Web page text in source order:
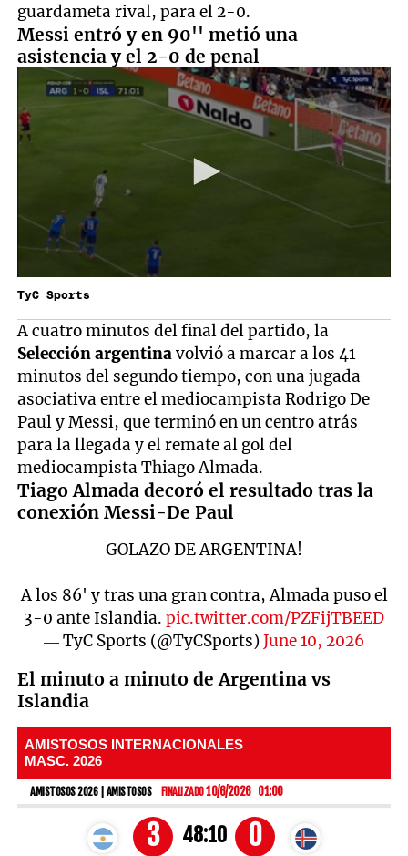
guardameta rival, para el 2-0.
Messi entró y en 90'' metió una
asistencia y el 2-0 de penal
TyC Sports
A cuatro minutos del final del partido, la
Selección argentinavolvió a marcar a los 41
minutos del segundo tiempo, con una jugada
asociativa entre el mediocampista Rodrigo De
Paul y Messi, que terminó en un centro atrás
para la llegada y el remate al gol del
mediocampista Thiago Almada.
Tiago Almada decoró el resultado tras la
conexión Messi-De Paul
GOLAZO DE ARGENTINA!
A los 86' y tras una gran contra, Almada puso el
3-0 ante Islandia. pic.twitter.com/PZFijTBEED
— TyC Sports (@TyCSports)June 10, 2026
El minuto a minuto de Argentina vs
Islandia